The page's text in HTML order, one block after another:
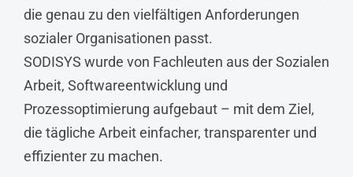
die genau zu den vielfältigen Anforderungen
sozialer Organisationen passt.
SODISYS wurde von Fachleuten aus der Sozialen
Arbeit, Softwareentwicklung und
Prozessoptimierung aufgebaut – mit dem Ziel,
die tägliche Arbeit einfacher, transparenter und
effizienter zu machen.